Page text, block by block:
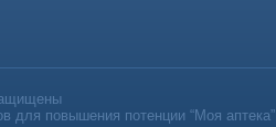
для повышения потенции “Моя